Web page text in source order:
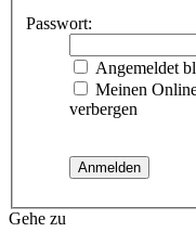
Passwort:
Angemeldet
Meinen
verbergen
Gehe zu